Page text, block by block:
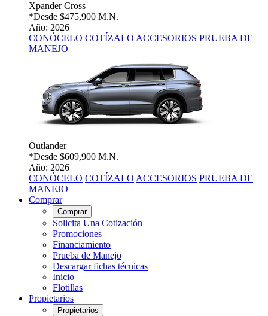
Xpander Cross
*Desde $475,900 M.N.
Año: 2026
CONÓCELO COTÍZALO ACCESORIOS PRUEBA DE
MANEJO
Outlander
*Desde $609,900 M.N.
Año: 2026
CONÓCELO COTÍZALO ACCESORIOS PRUEBA DE
MANEJO
Comprar
Comprar
Solicita Una Cotización
Promociones
Financiamiento
Prueba de Manejo
Descargar fichas técnicas
Inicio
Flotillas
Propietarios
Propietarios